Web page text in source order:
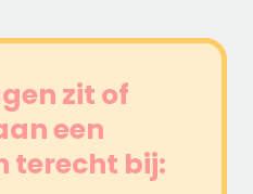
zit of
een
terecht bij: